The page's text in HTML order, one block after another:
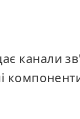
канали